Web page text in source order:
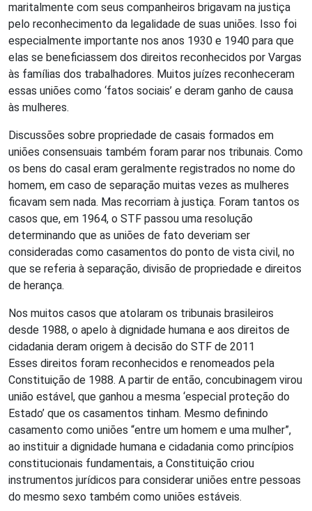
maritalmente com seus companheiros brigavam na justiça
pelo reconhecimento da legalidade de suas uniões. Isso foi
especialmente importante nos anos 1930 e 1940 para que
elas se beneficiassem dos direitos reconhecidos por Vargas
às famílias dos trabalhadores. Muitos juízes reconheceram
essas uniões como ‘fatos sociais’ e deram ganho de causa
às mulheres.
Discussões sobre propriedade de casais formados em
uniões consensuais também foram parar nos tribunais. Como
os bens do casal eram geralmente registrados no nome do
homem, em caso de separação muitas vezes as mulheres
ficavam sem nada. Mas recorriam à justiça. Foram tantos os
casos que, em 1964, o STF passou uma resolução
determinando que as uniões de fato deveriam ser
consideradas como casamentos do ponto de vista civil, no
que se referia à separação, divisão de propriedade e direitos
de herança.
Nos muitos casos que atolaram os tribunais brasileiros
desde 1988, o apelo à dignidade humana e aos direitos de
cidadania deram origem à decisão do STF de 2011
Esses direitos foram reconhecidos e renomeados pela
Constituição de 1988. A partir de então, concubinagem virou
união estável, que ganhou a mesma ‘especial proteção do
Estado’ que os casamentos tinham. Mesmo definindo
casamento como uniões “entre um homem e uma mulher”,
ao instituir a dignidade humana e cidadania como princípios
constitucionais fundamentais, a Constituição criou
instrumentos jurídicos para considerar uniões entre pessoas
do mesmo sexo também como uniões estáveis.